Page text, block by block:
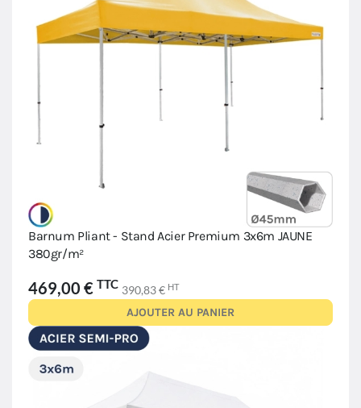
Barnum Pliant - Stand Acier Premium 3x6m JAUNE
380gr/m²
469,00 € TTC 390,83 € HT
AJOUTER AU PANIER